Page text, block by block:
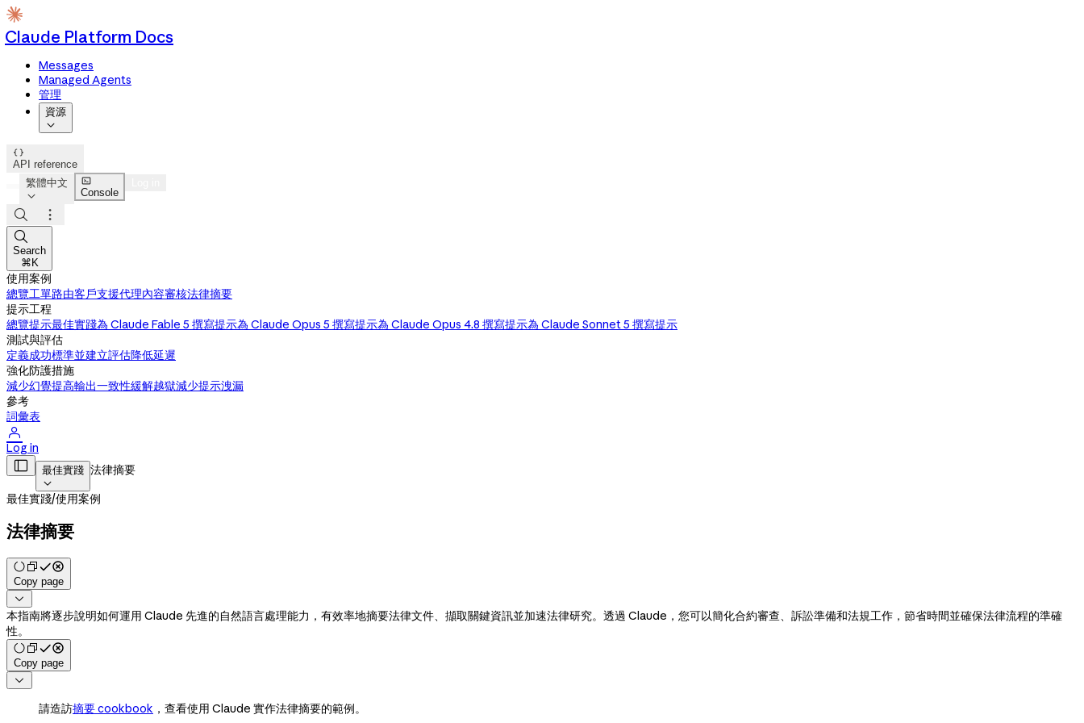
Claude Platform Docs
Messages
Managed Agents
管理
資源


API reference
繁體中文


Console



Search
⌘K
使用案例
總覽工單路由客戶支援代理內容審核法律摘要
提示工程
總覽提示最佳實踐為 Claude Fable 5 撰寫提示為 Claude Opus 5 撰寫提示為 Claude Opus 4.8 撰寫提示為 Claude Sonnet 5 撰寫提示
測試與評估
定義成功標準並建立評估降低延遲
強化防護措施
減少幻覺提高輸出一致性緩解越獄減少提示洩漏
參考
詞彙表

Log in
 最佳實踐

法律摘要
最佳實踐/使用案例
法律摘要
Copy page

本指南將逐步說明如何運用 Claude 先進的自然語言處理能力，有效率地摘要法律文件、擷取關鍵資訊並加速法律研究。透過 Claude，您可以簡化合約審查、訴訟準備和法規工作，節省時間並確保法律流程的準確
性。
Copy page

請造訪摘要 cookbook ，查看使用 Claude 實作法律摘要的範例。